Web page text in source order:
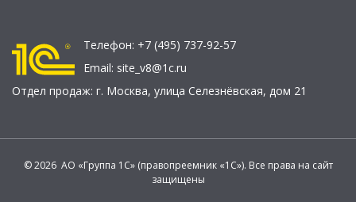
Телефон: +7 (495) 737-92-57
Email: site_v8@1c.ru
Отдел продаж: г. Москва, улица Селезнёвская, дом 21
© 2026 АО «Группа 1С» (правопреемник «1С»). Все права на сайт
защищены